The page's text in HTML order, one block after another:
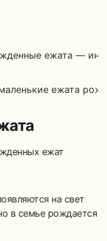
ежата
ежат
на свет
в семье рождается